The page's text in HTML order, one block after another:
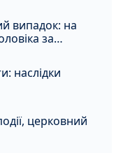
випадок: на
за
наслідки
церковний